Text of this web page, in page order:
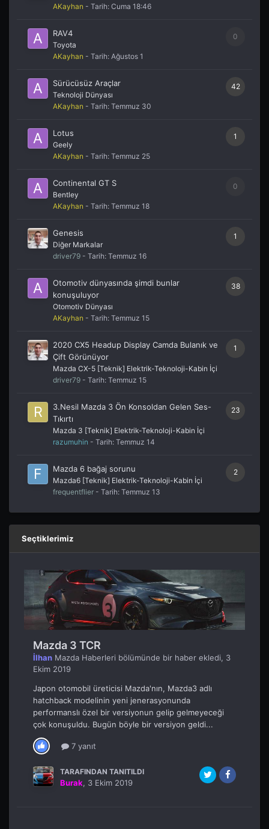
AKayhan - Tarih: Cuma 18:46
0
RAV4
Toyota
AKayhan - Tarih: Ağustos 1
42
Sürücüsüz Araçlar
Teknoloji Dünyası
AKayhan - Tarih: Temmuz 30
1
Lotus
Geely
AKayhan - Tarih: Temmuz 25
0
Continental GT S
Bentley
AKayhan - Tarih: Temmuz 18
1
Genesis
Diğer Markalar
driver79 - Tarih: Temmuz 16
38
Otomotiv dünyasında şimdi bunlar
konuşuluyor
Otomotiv Dünyası
AKayhan - Tarih: Temmuz 15
1
2020 CX5 Headup Display Camda Bulanık ve
Çift Görünüyor
Mazda CX-5 [Teknik] Elektrik-Teknoloji-Kabin İçi
driver79 - Tarih: Temmuz 15
23
3.Nesil Mazda 3 Ön Konsoldan Gelen Ses-
Tıkırtı
Mazda 3 [Teknik] Elektrik-Teknoloji-Kabin İçi
razumuhin - Tarih: Temmuz 14
2
Mazda 6 bağaj sorunu
Mazda6 [Teknik] Elektrik-Teknoloji-Kabin İçi
frequentflier - Tarih: Temmuz 13
Seçtiklerimiz
Mazda 3 TCR
İlhan Mazda Haberleri bölümünde bir haber ekledi, 3
Ekim 2019
Japon otomobil üreticisi Mazda'nın, Mazda3 adlı
hatchback modelinin yeni jenerasyonunda
performanslı özel bir versiyonun gelip gelmeyeceği
çok konuşuldu. Bugün böyle bir versiyon geldi...
7 yanıt
TARAFINDAN TANITILDI
Burak, 3 Ekim 2019